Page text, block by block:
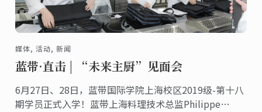
媒体, 活动, 新闻
蓝带·直击 | “未来主厨”见面会
6月27日、28日，蓝带国际学院上海校区2019级-第十八
期学员正式入学！蓝带上海料理技术总监Philippe